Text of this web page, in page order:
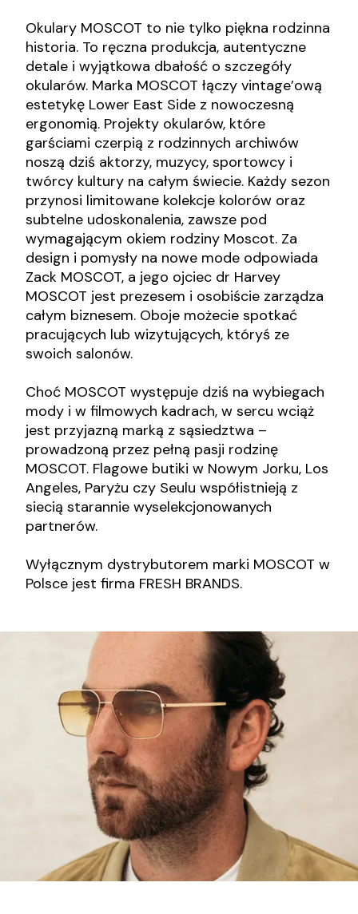
Okulary MOSCOT to nie tylko piękna rodzinna
historia. To ręczna produkcja, autentyczne
detale i wyjątkowa dbałość o szczegóły
okularów. Marka MOSCOT łączy vintage’ową
estetykę Lower East Side z nowoczesną
ergonomią. Projekty okularów, które
garściami czerpią z rodzinnych archiwów
noszą dziś aktorzy, muzycy, sportowcy i
twórcy kultury na całym świecie. Każdy sezon
przynosi limitowane kolekcje kolorów oraz
subtelne udoskonalenia, zawsze pod
wymagającym okiem rodziny Moscot. Za
design i pomysły na nowe mode odpowiada
Zack MOSCOT, a jego ojciec dr Harvey
MOSCOT jest prezesem i osobiście zarządza
całym biznesem. Oboje możecie spotkać
pracujących lub wizytujących, któryś ze
swoich salonów.
Choć MOSCOT występuje dziś na wybiegach
mody i w filmowych kadrach, w sercu wciąż
jest przyjazną marką z sąsiedztwa –
prowadzoną przez pełną pasji rodzinę
MOSCOT. Flagowe butiki w Nowym Jorku, Los
Angeles, Paryżu czy Seulu współistnieją z
siecią starannie wyselekcjonowanych
partnerów.
Wyłącznym dystrybutorem marki MOSCOT w
Polsce jest firma FRESH BRANDS.